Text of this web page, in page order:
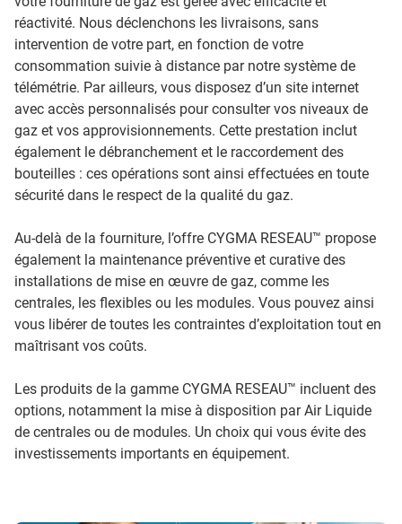
réactivité. Nous déclenchons les livraisons, sans
intervention de votre part, en fonction de votre
consommation suivie à distance par notre système de
télémétrie. Par ailleurs, vous disposez d’un site internet
avec accès personnalisés pour consulter vos niveaux de
gaz et vos approvisionnements. Cette prestation inclut
également le débranchement et le raccordement des
bouteilles : ces opérations sont ainsi effectuées en toute
sécurité dans le respect de la qualité du gaz.
Au-delà de la fourniture, l’offre CYGMA RESEAU™ propose
également la maintenance préventive et curative des
installations de mise en œuvre de gaz, comme les
centrales, les flexibles ou les modules. Vous pouvez ainsi
vous libérer de toutes les contraintes d’exploitation tout en
maîtrisant vos coûts.
Les produits de la gamme CYGMA RESEAU™ incluent des
options, notamment la mise à disposition par Air Liquide
de centrales ou de modules. Un choix qui vous évite des
investissements importants en équipement.